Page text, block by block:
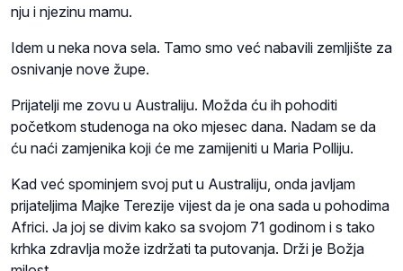
nju i njezinu mamu.
Idem u neka nova sela. Tamo smo već nabavili zemljište za
osnivanje nove župe.
Prijatelji me zovu u Australiju. Možda ću ih pohoditi
početkom studenoga na oko mjesec dana. Nadam se da
ću naći zamjenika koji će me zamijeniti u Maria Polliju.
Kad već spominjem svoj put u Australiju, onda javljam
prijateljima Majke Terezije vijest da je ona sada u pohodima
Africi. Ja joj se divim kako sa svojom 71 godinom i s tako
krhka zdravlja može izdržati ta putovanja. Drži je Božja